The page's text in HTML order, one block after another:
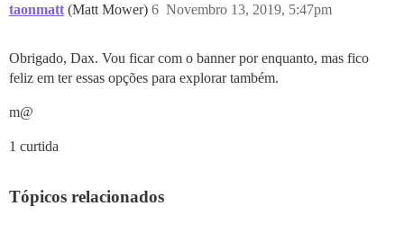
taonmatt (Matt Mower) Novembro 13, 2019, 5:47pm
6
Obrigado, Dax. Vou ficar com o banner por enquanto, mas fico
feliz em ter essas opções para explorar também.
m@
1 curtida
Tópicos relacionados